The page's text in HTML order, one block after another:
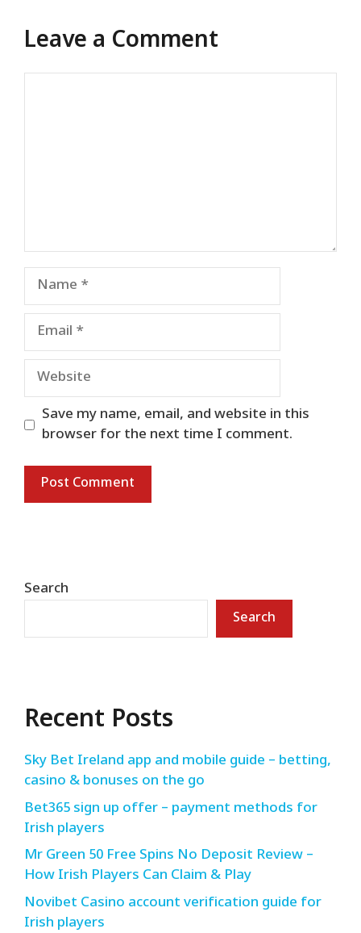
Leave a Comment
Name
Email
Website
Save my name, email, and website in this
browser for the next time I comment.
Search
Search
Recent Posts
Sky Bet Ireland app and mobile guide – betting,
casino & bonuses on the go
Bet365 sign up offer – payment methods for
Irish players
Mr Green 50 Free Spins No Deposit Review –
How Irish Players Can Claim & Play
Novibet Casino account verification guide for
Irish players